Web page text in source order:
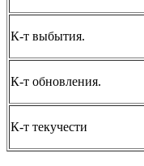
К-т выбытия.
К-т обновления.
К-т текучести